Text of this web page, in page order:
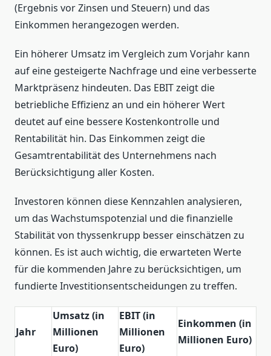
(Ergebnis vor Zinsen und Steuern) und das
Einkommen herangezogen werden.
Ein höherer Umsatz im Vergleich zum Vorjahr kann
auf eine gesteigerte Nachfrage und eine verbesserte
Marktpräsenz hindeuten. Das EBIT zeigt die
betriebliche Effizienz an und ein höherer Wert
deutet auf eine bessere Kostenkontrolle und
Rentabilität hin. Das Einkommen zeigt die
Gesamtrentabilität des Unternehmens nach
Berücksichtigung aller Kosten.
Investoren können diese Kennzahlen analysieren,
um das Wachstumspotenzial und die finanzielle
Stabilität von thyssenkrupp besser einschätzen zu
können. Es ist auch wichtig, die erwarteten Werte
für die kommenden Jahre zu berücksichtigen, um
fundierte Investitionsentscheidungen zu treffen.
Jahr
Umsatz (in
Millionen
Euro)
EBIT (in
Millionen
Euro)
Einkommen (in
Millionen Euro)